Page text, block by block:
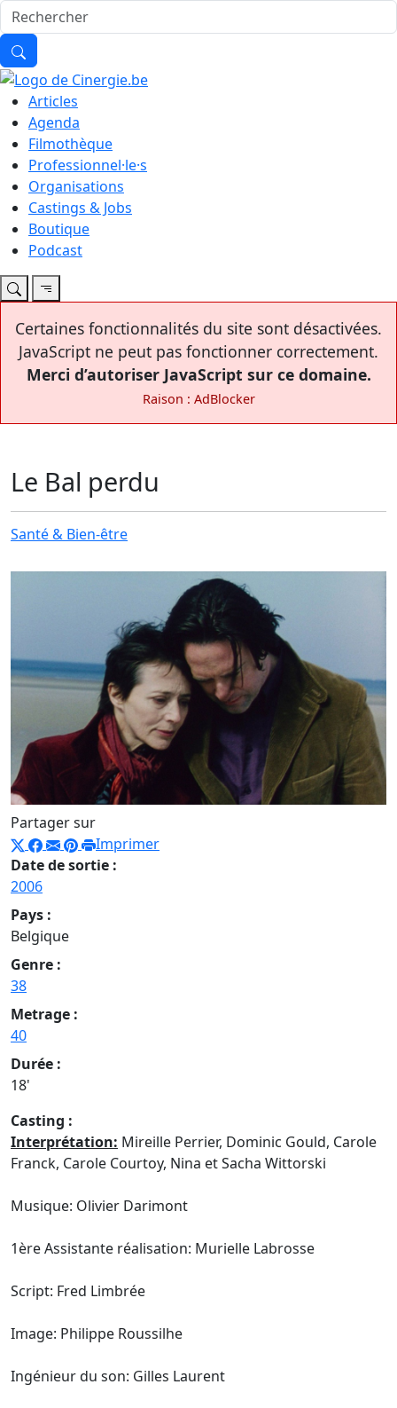
Articles
Agenda
Filmothèque
Professionnel·le·s
Organisations
Castings & Jobs
Boutique
Podcast
Certaines fonctionnalités du site sont désactivées.
JavaScript ne peut pas fonctionner correctement.
Merci d’autoriser JavaScript sur ce domaine.
Raison : AdBlocker
Le Bal perdu
Santé & Bien-être
Partager sur
Imprimer
Date de sortie :
2006
Pays :
Belgique
Genre :
38
Metrage :
40
Durée :
18'
Casting :
Interprétation: Mireille Perrier, Dominic Gould, Carole
Franck, Carole Courtoy, Nina et Sacha Wittorski
Musique: Olivier Darimont
1ère Assistante réalisation: Murielle Labrosse
Script: Fred Limbrée
Image: Philippe Roussilhe
Ingénieur du son: Gilles Laurent